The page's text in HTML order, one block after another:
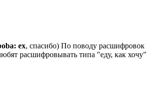
ex, спасибо) По поводу расшифровок
расшифровывать типа "еду, как хочу"